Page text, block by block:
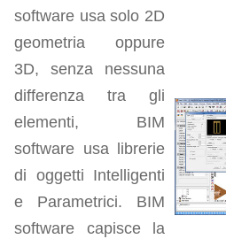
software usa solo 2D
geometria oppure
3D, senza nessuna
differenza tra gli
elementi, BIM
software usa librerie
di oggetti Intelligenti
e Parametrici. BIM
software capisce la